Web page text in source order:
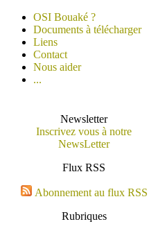
OSI Bouaké ?
Documents à télécharger
Liens
Contact
Nous aider
...
Newsletter
Inscrivez vous à notre
NewsLetter
Flux RSS
Abonnement au flux RSS
Rubriques